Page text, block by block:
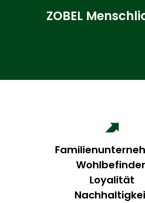
ZOBEL
Loyalität